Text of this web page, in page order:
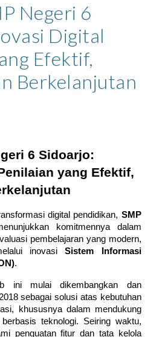
Negeri 6
Digital
Efektif,
Berkelanjutan
6 Sidoarjo:
yang Efektif,
digital pendidikan, SMP
komitmennya dalam
pembelajaran yang modern,
inovasiSistem Informasi
.
ini mulai dikembangkan dan
sebagai solusi atas kebutuhan
khususnya dalam mendukung
teknologi. Seiring waktu,
penguatan fitur dan tata kelola